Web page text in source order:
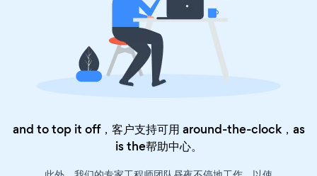
and to top it off，客户支持可用 around-the-clock，as
is the帮助中心。